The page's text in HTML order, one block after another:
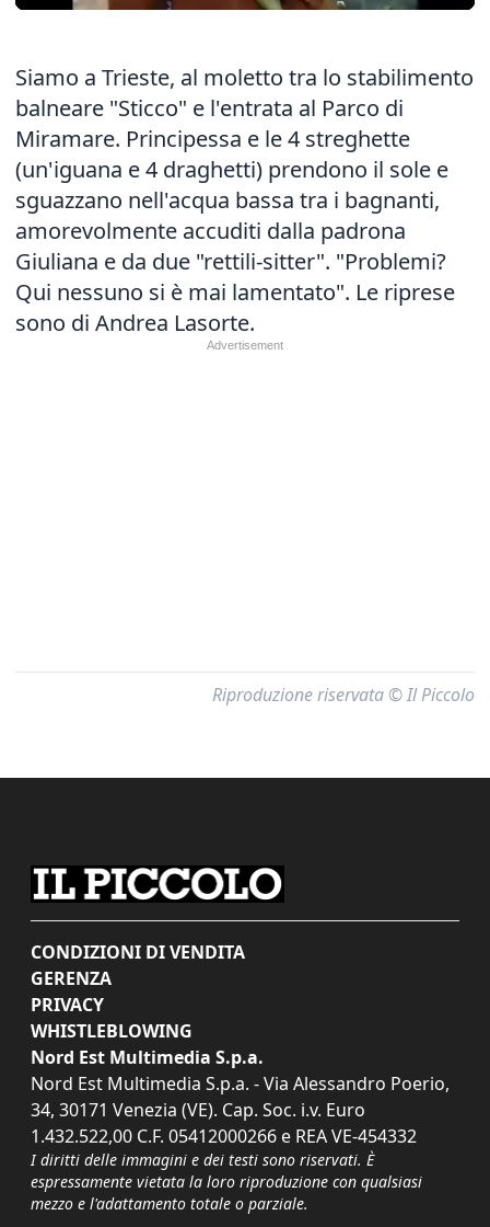
Siamo a Trieste, al moletto tra lo stabilimento
balneare "Sticco" e l'entrata al Parco di
Miramare. Principessa e le 4 streghette
(un'iguana e 4 draghetti) prendono il sole e
sguazzano nell'acqua bassa tra i bagnanti,
amorevolmente accuditi dalla padrona
Giuliana e da due "rettili-sitter". "Problemi?
Qui nessuno si è mai lamentato". Le riprese
sono di Andrea Lasorte.
Riproduzione riservata © Il Piccolo
CONDIZIONI DI VENDITA
GERENZA
PRIVACY
WHISTLEBLOWING
Nord Est Multimedia S.p.a.
Nord Est Multimedia S.p.a. - Via Alessandro Poerio,
34, 30171 Venezia (VE). Cap. Soc. i.v. Euro
1.432.522,00 C.F. 05412000266 e REA VE-454332
I diritti delle immagini e dei testi sono riservati. È
espressamente vietata la loro riproduzione con qualsiasi
mezzo e l'adattamento totale o parziale.